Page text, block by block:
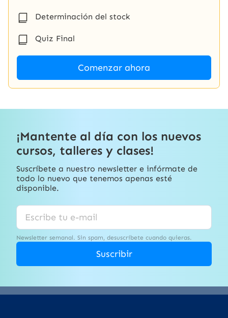
Determinación del stock
Quiz Final
Comenzar ahora
¡Mantente al día con los nuevos
cursos, talleres y clases!
Suscríbete a nuestro newsletter e infórmate de
todo lo nuevo que tenemos apenas esté
disponible.
Newsletter semanal. Sin spam, desuscríbete cuando quieras.
Suscribir